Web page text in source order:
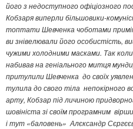
його з недоступного офіціозного
Кобзаря виперли більшовики-
топтати Шевченка чоботами
ви знівелювали його особистість,
чужими холодними масками. Так
набивав на геніального митця
притулили Шевченка до своїх
тулила до свого тіла непокірного
арту, Кобзар під личиною
шовініста зі своїм програмним
і тут «баловень» Алєксандр